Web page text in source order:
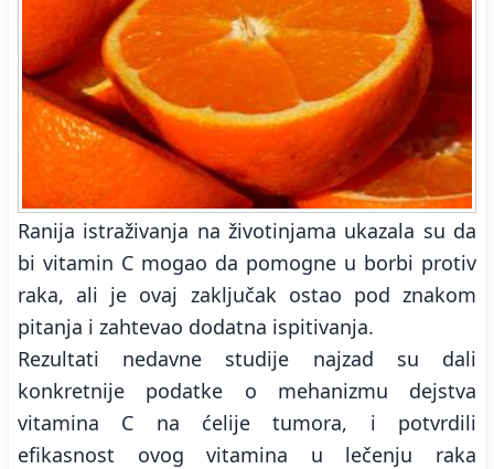
Ranija istraživanja na životinjama ukazala su da
bi vitamin C mogao da pomogne u borbi protiv
raka, ali je ovaj zaključak ostao pod znakom
pitanja i zahtevao dodatna ispitivanja.
Rezultati nedavne studije najzad su dali
konkretnije podatke o mehanizmu dejstva
vitamina C na ćelije tumora, i potvrdili
efikasnost ovog vitamina u lečenju raka